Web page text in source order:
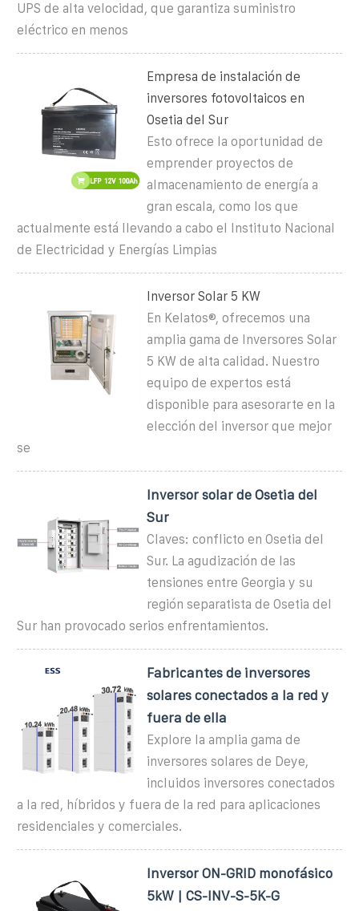
UPS de alta velocidad, que garantiza suministro
eléctrico en menos
Empresa de instalación de
inversores fotovoltaicos en
Osetia del Sur
Esto ofrece la oportunidad de
emprender proyectos de
almacenamiento de energía a
gran escala, como los que
actualmente está llevando a cabo el Instituto Nacional
de Electricidad y Energías Limpias
Inversor Solar 5 KW
En Kelatos®, ofrecemos una
amplia gama de Inversores Solar
5 KW de alta calidad. Nuestro
equipo de expertos está
disponible para asesorarte en la
elección del inversor que mejor
se
Inversor solar de Osetia del
Sur
Claves: conflicto en Osetia del
Sur. La agudización de las
tensiones entre Georgia y su
región separatista de Osetia del
Sur han provocado serios enfrentamientos.
Fabricantes de inversores
solares conectados a la red y
fuera de ella
Explore la amplia gama de
inversores solares de Deye,
incluidos inversores conectados
a la red, híbridos y fuera de la red para aplicaciones
residenciales y comerciales.
Inversor ON-GRID monofásico
5kW | CS-INV-S-5K-G